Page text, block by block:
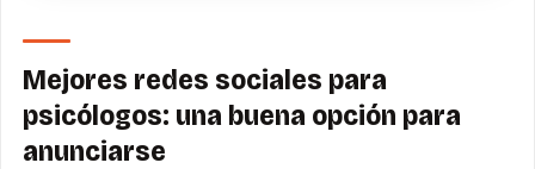
Mejores redes sociales para
psicólogos: una buena opción para
anunciarse